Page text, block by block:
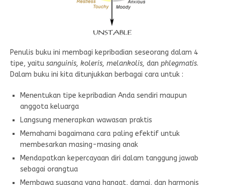
Penulis buku ini membagi kepribadian seseorang dalam 4
tipe, yaitu sanguinis, koleris, melankolis, dan phlegmatis.
Dalam buku ini kita ditunjukkan berbagai cara untuk :
Menentukan tipe kepribadian Anda sendiri maupun
anggota keluarga
Langsung menerapkan wawasan praktis
Memahami bagaimana cara paling efektif untuk
membesarkan masing-masing anak
Mendapatkan kepercayaan diri dalam tanggung jawab
sebagai orangtua
Membawa suasana yang hangat, damai, dan harmonis